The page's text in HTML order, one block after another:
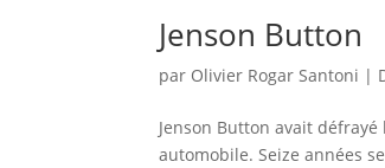
Jenson Button
par Olivier Rogar Santoni |
Jenson Button avait
automobile. Seize années